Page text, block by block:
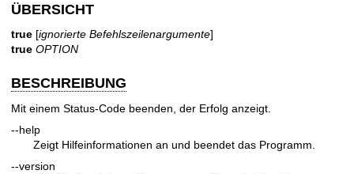
ÜBERSICHT
true [ignorierte Befehlszeilenargumente]
true OPTION
BESCHREIBUNG
Mit einem Status-Code beenden, der Erfolg anzeigt.
--help
Zeigt Hilfeinformationen an und beendet das Programm.
--version